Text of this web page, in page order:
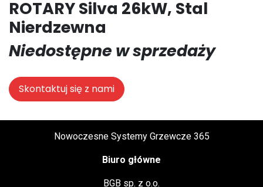
ROTARY Silva 26kW, Stal
Nierdzewna
Niedostępne w sprzedaży
Skontaktuj się z nami
Nowoczesne Systemy Grzewcze 365
Biuro główne
BGB sp. z o.o.